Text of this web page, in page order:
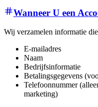
Wanneer U een
Wij verzamelen informatie
E-mailadres
Naam
Bedrijfsinformatie
Betalingsgegevens
Telefoonnummer
marketing)